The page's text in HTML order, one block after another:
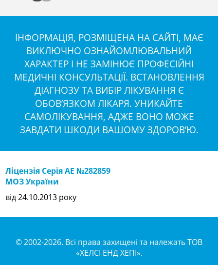
ІНФОРМАЦІЯ, РОЗМІЩЕНА НА САЙТІ, МАЄ
ВИКЛЮЧНО ОЗНАЙОМЛЮВАЛЬНИЙ
ХАРАКТЕР І НЕ ЗАМІНЮЄ ПРОФЕСІЙНІ
МЕДИЧНІ КОНСУЛЬТАЦІЇ. ВСТАНОВЛЕННЯ
ДІАГНОЗУ ТА ВИБІР ЛІКУВАННЯ Є
ОБОВ’ЯЗКОМ ЛІКАРЯ. УНИКАЙТЕ
САМОЛІКУВАННЯ, АДЖЕ ВОНО МОЖЕ
ЗАВДАТИ ШКОДИ ВАШОМУ ЗДОРОВ’Ю.
Ліцензія Серія АЕ №282859
МОЗ України
від 24.10.2013 року
© 2002-2026. Всі права захищені та належать ТОВ
«ХЕЛСІ ЕНД ХЕПІ».